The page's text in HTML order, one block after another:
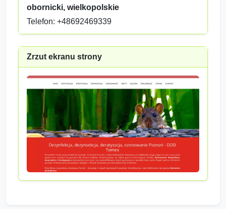
obornicki, wielkopolskie
Telefon: +48692469339
Zrzut ekranu strony